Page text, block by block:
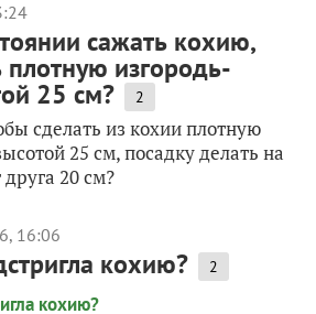
сажать кохию,
плотную изгородь-
25 см? 2
сделать из кохии плотную
25 см, посадку делать на
20 см?
16:06
кохию? 2